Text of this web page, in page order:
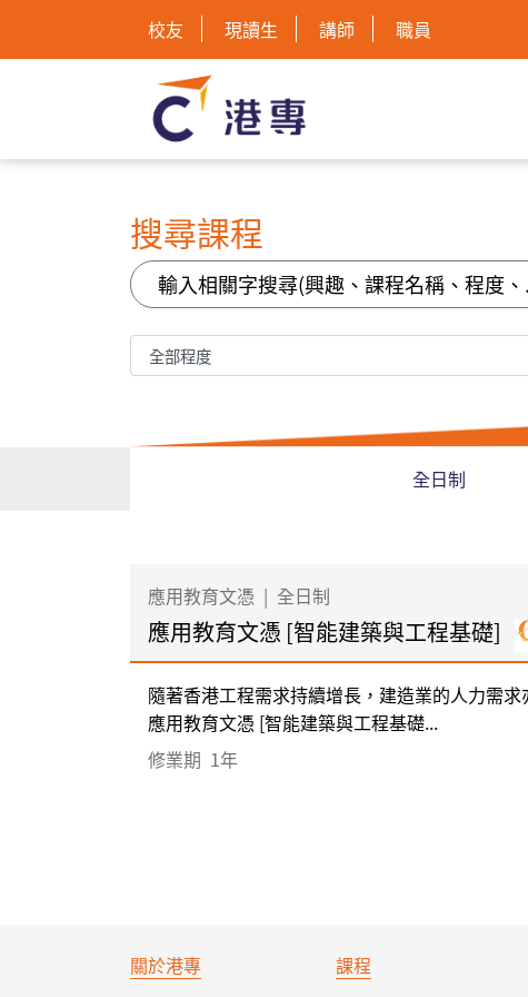
校友 現讀生 講師 職員
搜尋課程
全日制
應用教育文憑 | 全日制
應用教育文憑 [智能建築與工程基礎]
隨著香港工程需求持續增長，建造業的人力需
應用教育文憑 [智能建築與工程基礎...
修業期 1年
關於港專
課程